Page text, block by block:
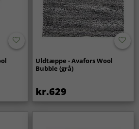
Uldtæppe - Avafors Wool
Bubble (grå)
kr.629